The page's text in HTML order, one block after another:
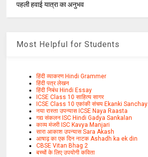
पहली हवाई यात्रा का अनुभव
Most Helpful for Students
हिंदी व्याकरण Hindi Grammer
हिंदी पत्र लेखन
हिंदी निबंध Hindi Essay
ICSE Class 10 साहित्य सागर
ICSE Class 10 एकांकी संचय Ekanki Sanchay
नया रास्ता उपन्यास ICSE Naya Raasta
गद्य संकलन ISC Hindi Gadya Sankalan
काव्य मंजरी ISC Kavya Manjari
सारा आकाश उपन्यास Sara Akash
आषाढ़ का एक दिन नाटक Ashadh ka ek din
CBSE Vitan Bhag 2
बच्चों के लिए उपयोगी कविता